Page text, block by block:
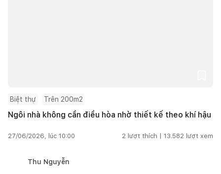
Biệt thự Trên 200m2
Ngôi nhà không cần điều hòa nhờ thiết kế theo khí hậu
27/06/2026, lúc 10:00 2 lượt thích | 13.582 lượt xem
Thu Nguyễn